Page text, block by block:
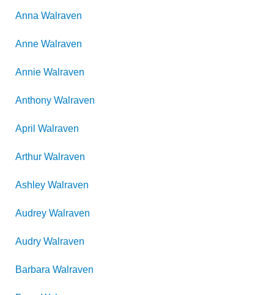
Anna Walraven
Anne Walraven
Annie Walraven
Anthony Walraven
April Walraven
Arthur Walraven
Ashley Walraven
Audrey Walraven
Audry Walraven
Barbara Walraven